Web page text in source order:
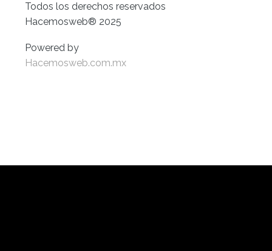
Todos los derechos reservados
Hacemosweb® 2025
Powered by
Hacemosweb.com.mx